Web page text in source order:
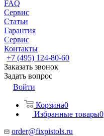
FAQ
Сервис
Статьи
Гарантия
Сервис
Контакты
+7 (495) 124-80-60
Заказать звонок
Задать вопрос
Войти
Корзина0
Избранные товары0
order@fixpistols.ru